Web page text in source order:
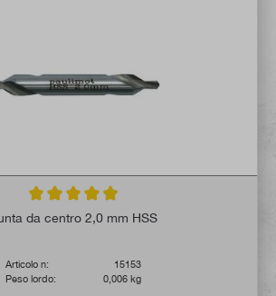
Valutazione media di 4.9 su 5 stelle
da centro 2,0 mm HSS
Articolo n:
15153
Peso lordo:
0,006 kg